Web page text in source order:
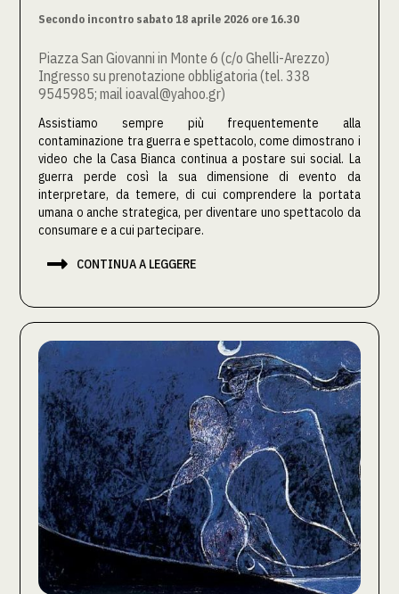
Secondo incontro sabato 18 aprile 2026 ore 16.30
Piazza San Giovanni in Monte 6 (c/o Ghelli-Arezzo)
Ingresso su prenotazione obbligatoria (tel. 338
9545985; mail ioaval@yahoo.gr)
Assistiamo sempre più frequentemente alla
contaminazione tra guerra e spettacolo, come dimostrano i
video che la Casa Bianca continua a postare sui social. La
guerra perde così la sua dimensione di evento da
interpretare, da temere, di cui comprendere la portata
umana o anche strategica, per diventare uno spettacolo da
consumare e a cui partecipare.
 CONTINUA A LEGGERE